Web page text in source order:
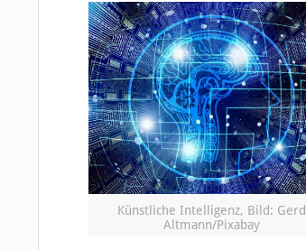
Künstliche Intelligenz, Bild: Gerd
Altmann/Pixabay